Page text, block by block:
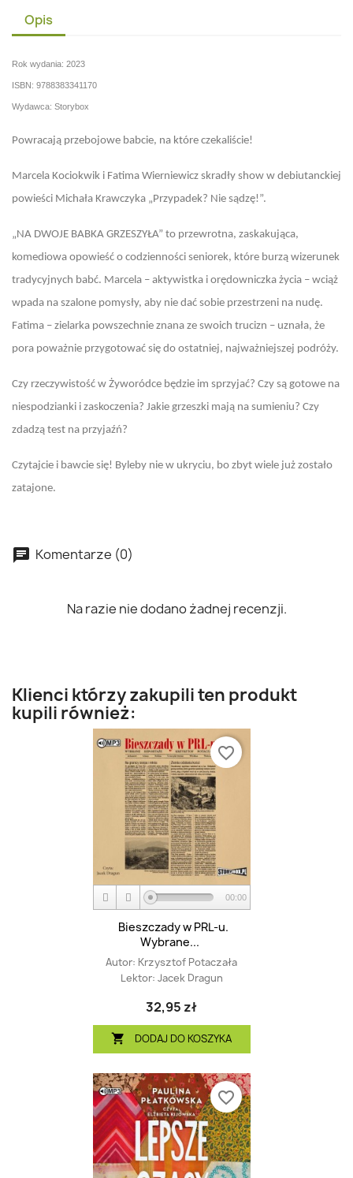
Opis
Rok wydania: 2023
ISBN: 9788383341170
Wydawca: Storybox
Powracają przebojowe babcie, na które czekaliście!
Marcela Kociokwik i Fatima Wierniewicz skradły show w debiutanckiej
powieści Michała Krawczyka „Przypadek? Nie sądzę!”.
„NA DWOJE BABKA GRZESZYŁA” to przewrotna, zaskakująca,
komediowa opowieść o codzienności seniorek, które burzą wizerunek
tradycyjnych babć. Marcela – aktywistka i orędowniczka życia – wciąż
wpada na szalone pomysły, aby nie dać sobie przestrzeni na nudę.
Fatima – zielarka powszechnie znana ze swoich trucizn – uznała, że
pora poważnie przygotować się do ostatniej, najważniejszej podróży.
Czy rzeczywistość w Żyworódce będzie im sprzyjać? Czy są gotowe na
niespodzianki i zaskoczenia? Jakie grzeszki mają na sumieniu? Czy
zdadzą test na przyjaźń?
Czytajcie i bawcie się! Byleby nie w ukryciu, bo zbyt wiele już zostało
zatajone.
Komentarze (0)
Na razie nie dodano żadnej recenzji.
Klienci którzy zakupili ten produkt
kupili również:
00:00
Bieszczady w PRL-u.
Wybrane...
Autor: Krzysztof Potaczała
Lektor: Jacek Dragun
32,95 zł
 DODAJ DO KOSZYKA
favorite_border
favorite_border